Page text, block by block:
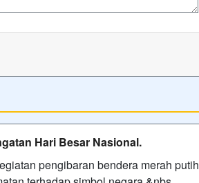
Hari Besar Nasional.
pengibaran bendera merah putih